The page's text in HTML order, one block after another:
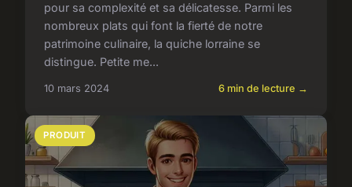
pour sa complexité et sa délicatesse. Parmi les
nombreux plats qui font la fierté de notre
patrimoine culinaire, la quiche lorraine se
distingue. Petite me...
10 mars 2024 6 min de lecture →
PRODUIT